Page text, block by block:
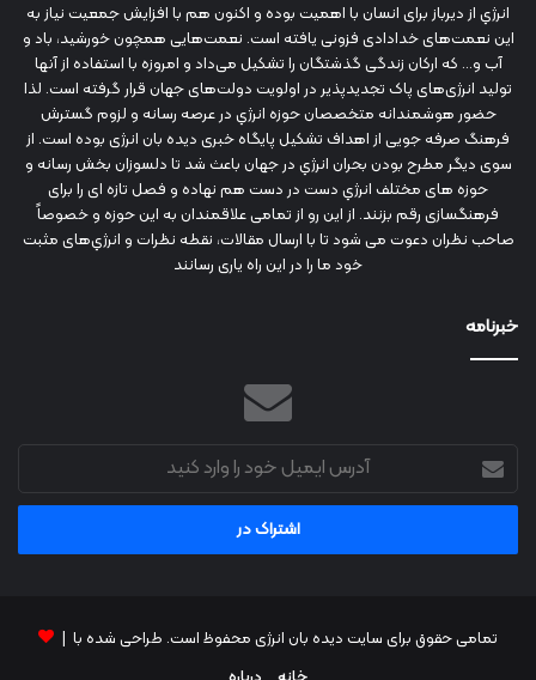
انرژي‌ از دیرباز برای انسان با اهمیت بوده و اکنون هم با افزایش جمعیت نیاز به
این نعمت‌های خدادادی فزونی یافته است. نعمت‌هایی همچون خورشید، باد و
آب و... که ارکان زندگی گذشتگان را تشکیل می‌داد و امروزه با استفاده از آنها
تولید انرژی‌های پاک تجدیدپذیر در اولویت دولت‌های جهان قرار گرفته است. لذا
حضور هوشمندانه متخصصان حوزه انرژي در عرصه رسانه و لزوم گسترش
فرهنگ صرفه جویی از اهداف تشکیل پایگاه خبری دیده بان انرژی بوده است. از
سوی دیگر مطرح بودن بحران انرژي در جهان باعث شد تا دلسوزان بخش رسانه و
حوزه های مختلف انرژي دست در دست هم نهاده و فصل تازه ای را برای
فرهنگسازی رقم بزنند. از این رو از تمامی علاقمندان به این حوزه و خصوصاً
صاحب نظران دعوت می شود تا با ارسال مقالات، نقطه نظرات و انرژي‌های مثبت
خود ما را در این راه یاری رسانند
خبرنامه
آدرس
ایمیل
خود
وارد
تمامی حقوق برای سایت دیده بان انرژی محفوظ است. طراحی شده با |